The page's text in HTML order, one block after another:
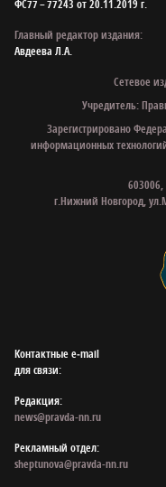
ФС77 – 77243 от 20.11.2019 г.
Главный редактор издания:
Авдеева Л.А.
Сетевое
Учредитель:
Зарегистрировано
информационных
603006,
г.Нижний Новгород,
Контактные e‑mail
для связи:
Редакция:
news@pravda-nn.ru
Рекламный отдел:
sheptunova@pravda-nn.ru